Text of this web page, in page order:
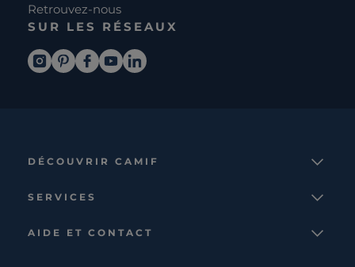
Retrouvez-nous
SUR LES RÉSEAUX
DÉCOUVRIR CAMIF
Nos collections
SERVICES
AIDE ET CONTACT